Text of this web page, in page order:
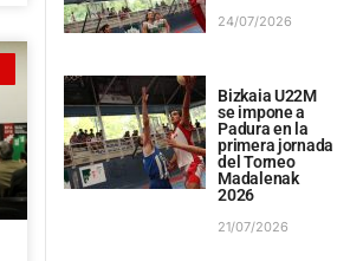
24/07/2026
Bizkaia U22M
se impone a
Padura en la
primera jornada
del Torneo
Madalenak
2026
21/07/2026